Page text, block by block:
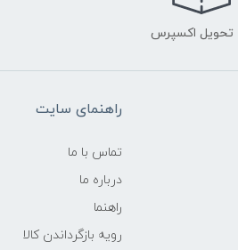
تحویل اکسپرس
راهنمای سایت
تماس با ما
درباره ما
راهنما
رویه‌ بازگرداندن کالا